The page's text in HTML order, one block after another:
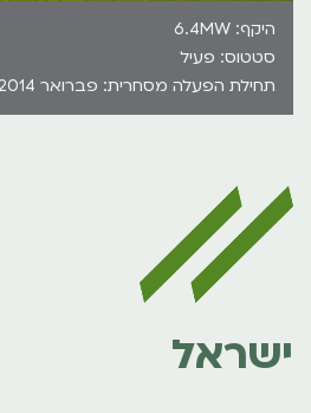
היקף: 6.4MW
סטטוס: פעיל
תחילת הפעלה מסחרית: פברואר 2014
ישראל